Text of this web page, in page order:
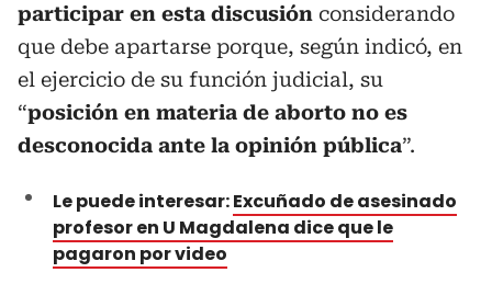
participar en esta discusión considerando
que debe apartarse porque, según indicó, en
el ejercicio de su función judicial, su
“posición en materia de aborto no es
desconocida ante la opinión pública”.
Le puede interesar:Excuñado de asesinado
profesor en U Magdalena dice que le
pagaron por video